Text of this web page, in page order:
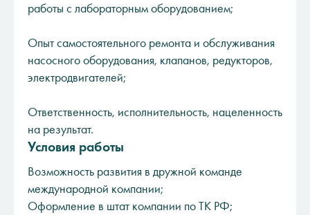
работы с лабораторным оборудованием;
Опыт самостоятельного ремонта и обслуживания
насосного оборудования, клапанов, редукторов,
электродвигателей;
Ответственность, исполнительность, нацеленность
на результат.
Условия работы
Возможность развития в дружной команде
международной компании;
Оформление в штат компании по ТК РФ;